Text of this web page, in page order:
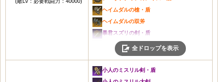
遺物コインの欠片
影の城塞2移動石：望楼
影の城塞3移動石：胸壁
城塞のハープ
信仰のハープ
冒険者のハープ
灰色のハープ
銅の首飾り
銅の指輪
信仰の魔法球
冒険者のワンド
信仰のワンド
冒険者の弓
信仰の弓
見習い治癒士の首飾り
灰色の耳飾り
灰色の腕輪
城塞の腕輪
灰色の指輪
灰色のレザーベルト
マンモスの角笛
灰色のレザーベルト
マンモスの角笛
冒険者の斧・盾
信仰の斧・盾
信仰の大剣
城塞の槍・盾
灰色の双斧
城塞の双斧
城塞の兜
灰色の鎧
城塞の鎧
闇のベルト
未知の結晶
城塞の剣・盾
深い思念の兜
冬の鎧
深い思念の鎧
闇の手袋
深い思念の手袋
ヘイムダルの槍・盾
ヘイムダルの双斧
暴君スズリの剣・盾
小人のミスリル剣・盾
暴君スズリの大剣
小人のミスリル大剣
暴君スズリの魔法球
全ドロップを表示
小人のミスリル剣・盾